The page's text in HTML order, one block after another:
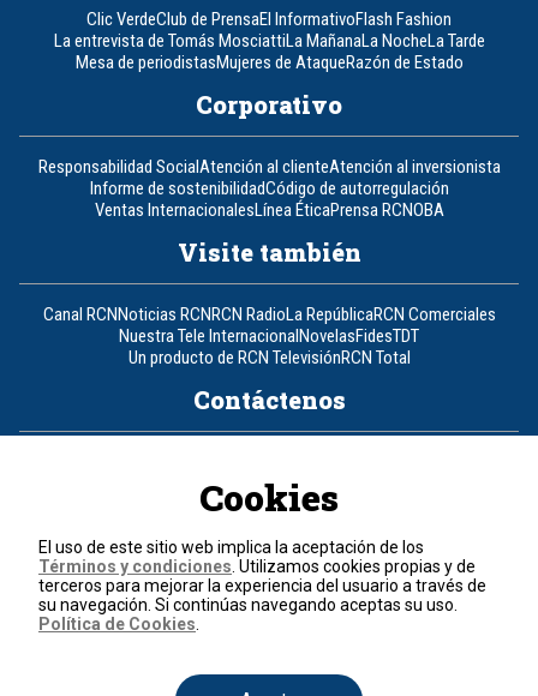
Clic VerdeClub de PrensaEl InformativoFlash Fashion
La entrevista de Tomás MosciattiLa MañanaLa NocheLa Tarde
Mesa de periodistasMujeres de AtaqueRazón de Estado
Corporativo
Responsabilidad SocialAtención al clienteAtención al inversionista
Informe de sostenibilidadCódigo de autorregulación
Ventas InternacionalesLínea ÉticaPrensa RCNOBA
Visite también
Canal RCNNoticias RCNRCN RadioLa RepúblicaRCN Comerciales
Nuestra Tele InternacionalNovelasFidesTDT
Un producto de RCN TelevisiónRCN Total
Contáctenos
Política de cookies
Términos y condiciones
© 2026, RCN Medios.
Todos los derechos reservados.
Cookies
El uso de este sitio web implica la aceptación de los
Términos y condiciones . Utilizamos cookies propias y de
terceros para mejorar la experiencia del usuario a través de
su navegación. Si continúas navegando aceptas su uso.
Política de Cookies